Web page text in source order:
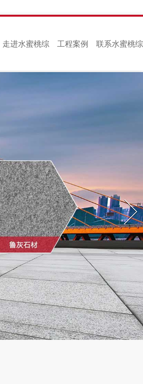
走进水蜜桃综 工程案例 联系水蜜桃综
Next